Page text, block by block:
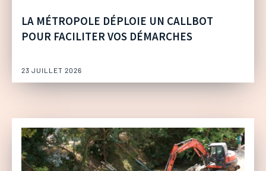
LA MÉTROPOLE DÉPLOIE UN CALLBOT
POUR FACILITER VOS DÉMARCHES
23 JUILLET 2026